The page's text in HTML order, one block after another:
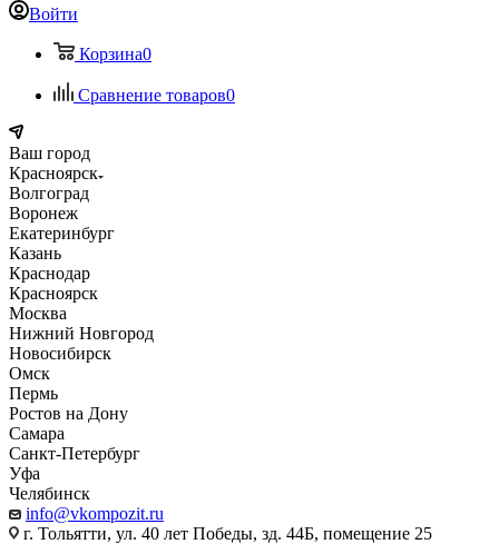
Войти
Корзина0
Сравнение товаров0
Ваш город
Красноярск
Волгоград
Воронеж
Екатеринбург
Казань
Краснодар
Красноярск
Москва
Нижний Новгород
Новосибирск
Омск
Пермь
Ростов на Дону
Самара
Санкт-Петербург
Уфа
Челябинск
info@vkompozit.ru
г. Тольятти, ул. 40 лет Победы, зд. 44Б, помещение 25